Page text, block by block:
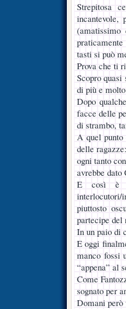
Strepitosa
tasti si può
Prova che ti
Scopro
di più e
Dopo
facce delle
di strambo,
A quel
delle
ogni tanto
avrebbe dato
E così è
piuttosto
partecipe del
In un paio di
E oggi
manco fossi
“appena” al
Come
sognato per
Domani